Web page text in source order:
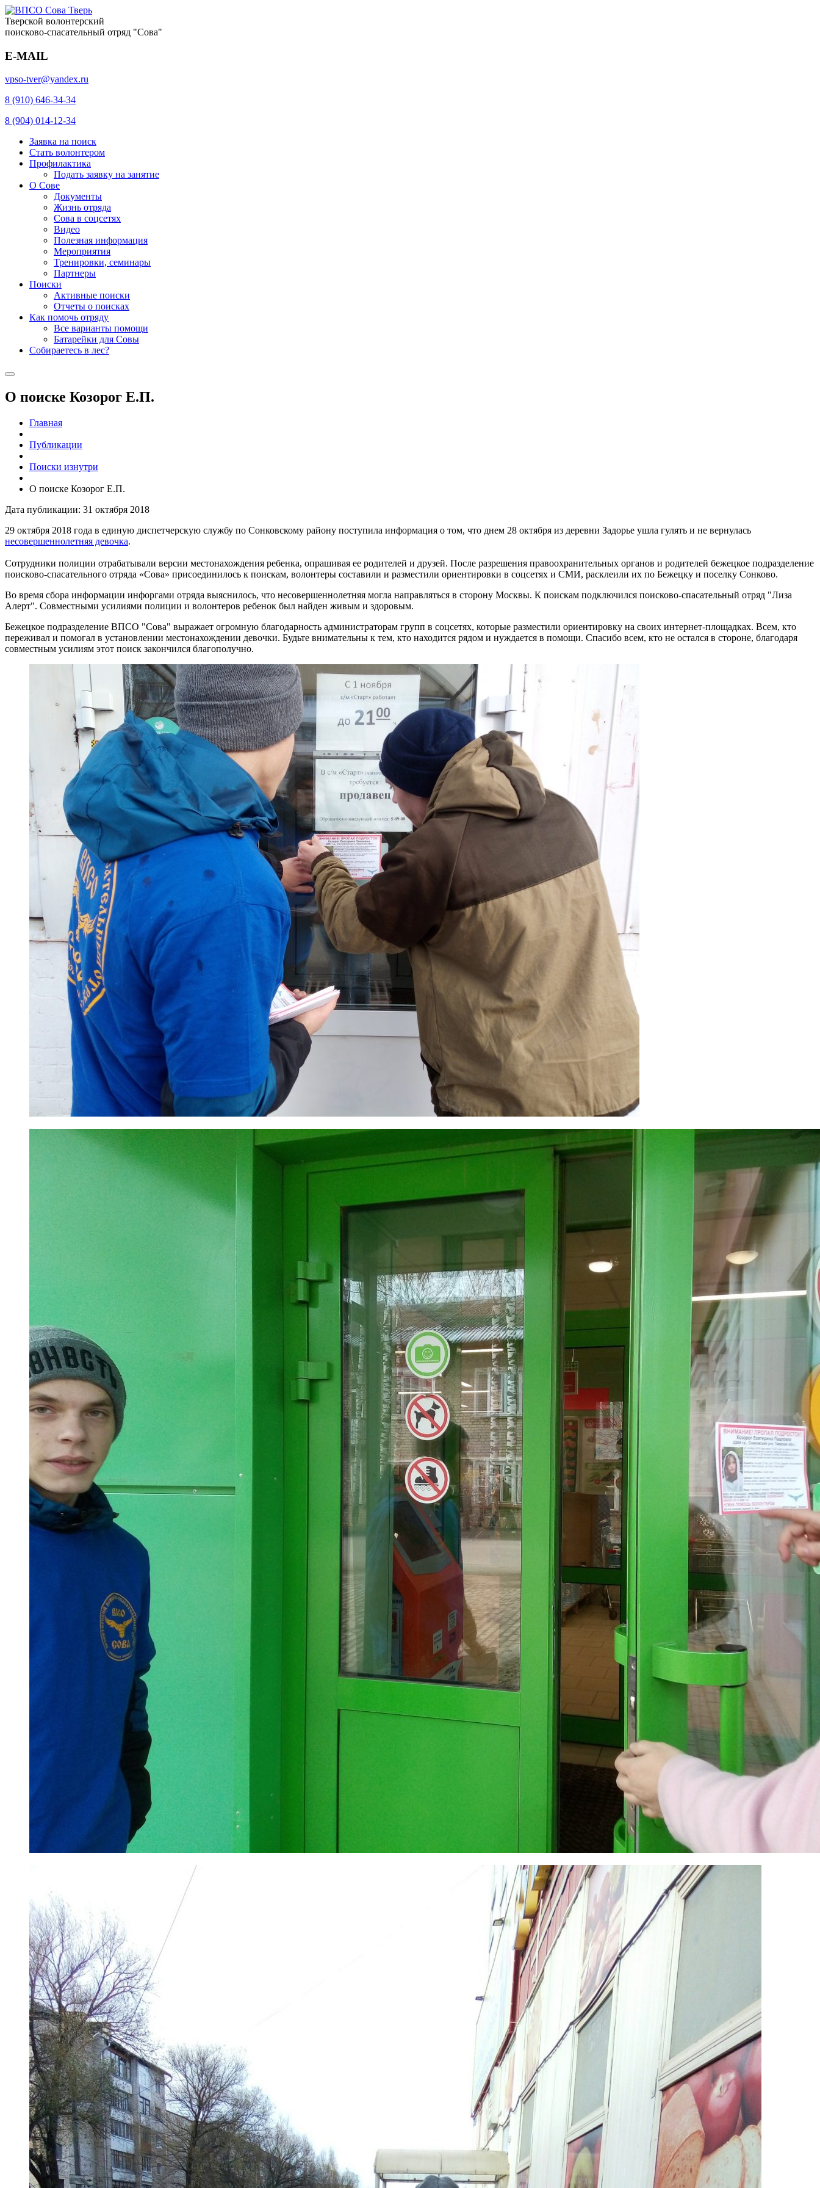
Тверской волонтерский
поисково-спасательный отряд "Сова"
E-MAIL
vpso-tver@yandex.ru
8 (910) 646-34-34
8 (904) 014-12-34
Заявка на поиск
Стать волонтером
Профилактика
Подать заявку на занятие
О Сове
Документы
Жизнь отряда
Сова в соцсетях
Видео
Полезная информация
Мероприятия
Тренировки, семинары
Партнеры
Поиски
Активные поиски
Отчеты о поисках
Как помочь отряду
Все варианты помощи
Батарейки для Совы
Собираетесь в лес?
О поиске Козорог Е.П.
Главная
Публикации
Поиски изнутри
О поиске Козорог Е.П.
Дата публикации: 31 октября 2018
29 октября 2018 года в единую диспетчерскую службу по Сонковскому району поступила информация о том, что днем 28 октября из деревни Задорье ушла гулять и не вернулась
несовершеннолетняя девочка.
Сотрудники полиции отрабатывали версии местонахождения ребенка, опрашивая ее родителей и друзей. После разрешения правоохранительных органов и родителей бежецкое подразделение
поисково-спасательного отряда «Сова» присоединилось к поискам, волонтеры составили и разместили ориентировки в соцсетях и СМИ, расклеили их по Бежецку и поселку Сонково.
Во время сбора информации инфоргами отряда выяснилось, что несовершеннолетняя могла направляться в сторону Москвы. К поискам подключился поисково-спасательный отряд "Лиза
Алерт". Совместными усилиями полиции и волонтеров ребенок был найден живым и здоровым.
Бежецкое подразделение ВПСО "Сова" выражает огромную благодарность администраторам групп в соцсетях, которые разместили ориентировку на своих интернет-площадках. Всем, кто
переживал и помогал в установлении местонахождении девочки. Будьте внимательны к тем, кто находится рядом и нуждается в помощи. Спасибо всем, кто не остался в стороне, благодаря
совместным усилиям этот поиск закончился благополучно.